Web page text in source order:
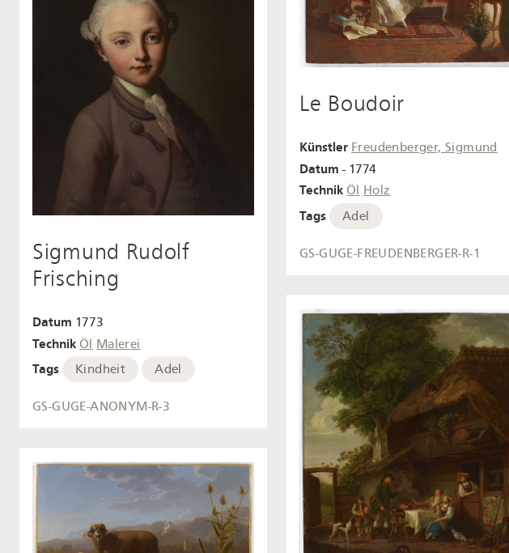
Sigmund Rudolf
Frisching
Datum 1773
Technik Öl Malerei
Tags Kindheit Adel
GS-GUGE-ANONYM-R-3
Le Boudoir
Künstler Freudenberger, Sigmund
Datum - 1774
Technik Öl Holz
Tags Adel
GS-GUGE-FREUDENBERGER-R-1